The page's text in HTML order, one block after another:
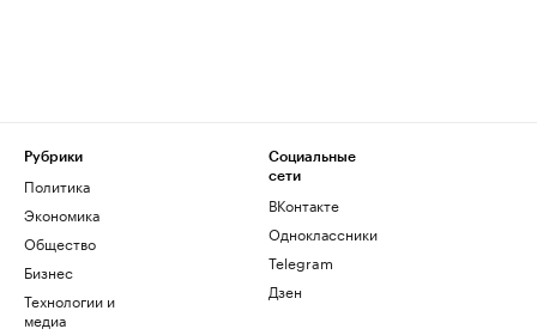
Рубрики
Политика
Экономика
Общество
Бизнес
Технологии и
медиа
Социальные
сети
ВКонтакте
Одноклассники
Telegram
Дзен